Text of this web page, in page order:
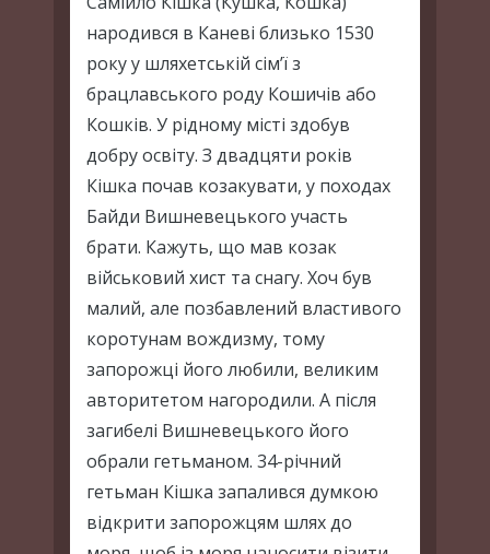
народився в Каневі близько 1530
року у шляхетській сім’ї з
брацлавського роду Кошичів або
Кошків. У рідному місті здобув
добру освіту. З двадцяти років
Кішка почав козакувати, у походах
Байди Вишневецького участь
брати. Кажуть, що мав козак
військовий хист та снагу. Хоч був
малий, але позбавлений властивого
коротунам вождизму, тому
запорожці його любили, великим
авторитетом нагородили. А після
загибелі Вишневецького його
обрали гетьманом. 34-річний
гетьман Кішка запалився думкою
відкрити запорожцям шлях до